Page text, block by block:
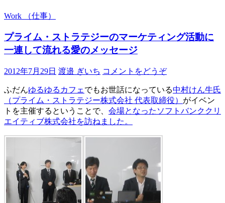
Work （仕事）
プライム・ストラテジーのマーケティング活動に
一連して流れる愛のメッセージ
2012年7月29日 渡邉 ぎいち コメントをどうぞ
ふだんゆるゆるカフェ でもお世話になっている中村けん牛氏
（プライム・ストラテジー株式会社 代表取締役） がイベン
トを主催するということで、 会場となったソフトバンククリ
エイティブ株式会社を訪ねました。